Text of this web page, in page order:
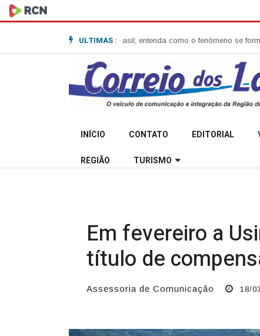
ULTIMAS :
bomba no Sul do Brasil; entenda como o fenômeno se forma e quais
INÍCIO CONTATO EDITORIAL
REGIÃO TURISMO
Em fevereiro a
título de
Assessoria de Comunicação 18/